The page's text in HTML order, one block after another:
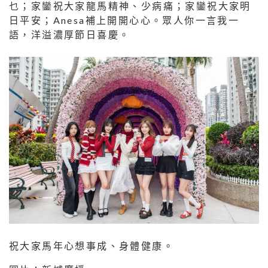
乜；家鑾祝大家龍馬精神、少病痛；家鑾祝大家明
日平安；Anesa補上開開心心。眾人你一言我一
語，洋溢濃厚節日喜慶。
祝大家馬年心想事成、身體健康。